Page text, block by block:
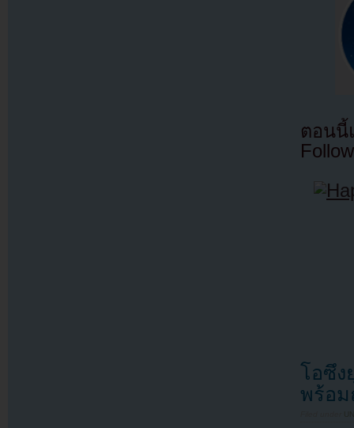
ตอนนี้
โอซึง
พร้อม